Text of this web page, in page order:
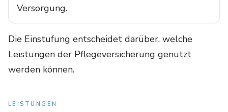
Versorgung.
Die Einstufung entscheidet darüber, welche
Leistungen der Pflegeversicherung genutzt
werden können.
LEISTUNGEN